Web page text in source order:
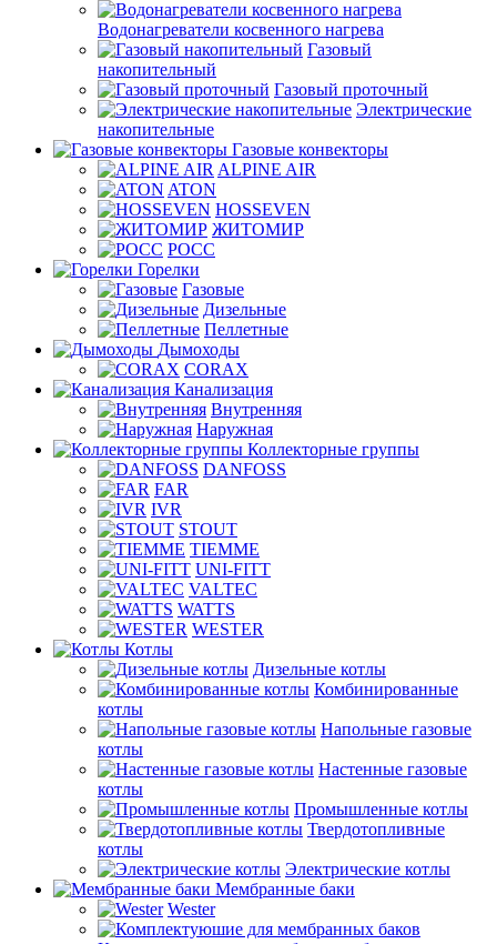
Водонагреватели косвенного нагрева
Газовый
накопительный
Газовый проточный
Электрические
накопительные
Газовые конвекторы
ALPINE AIR
ATON
HOSSEVEN
ЖИТОМИР
РОСС
Горелки
Газовые
Дизельные
Пеллетные
Дымоходы
CORAX
Канализация
Внутренняя
Наружная
Коллекторные группы
DANFOSS
FAR
IVR
STOUT
TIEMME
UNI-FITT
VALTEC
WATTS
WESTER
Котлы
Дизельные котлы
Комбинированные
котлы
Напольные газовые
котлы
Настенные газовые
котлы
Промышленные котлы
Твердотопливные
котлы
Электрические котлы
Мембранные баки
Wester